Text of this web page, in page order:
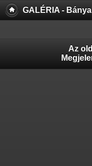
GALÉRIA -
Az